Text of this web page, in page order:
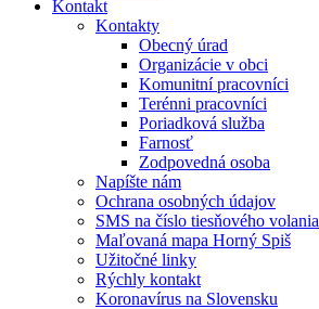
Kontakt
Kontakty
Obecný úrad
Organizácie v obci
Komunitní pracovníci
Terénni pracovníci
Poriadková služba
Farnosť
Zodpovedná osoba
Napíšte nám
Ochrana osobných údajov
SMS na číslo tiesňového volania
Maľovaná mapa Horný Spiš
Užitočné linky
Rýchly kontakt
Koronavírus na Slovensku